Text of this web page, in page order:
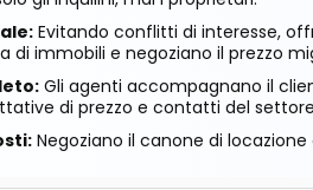
Evitando conflitti di interesse,
di immobili e negoziano il prezzo
Gli agenti accompagnano il
di prezzo e contatti del
Negoziano il canone di